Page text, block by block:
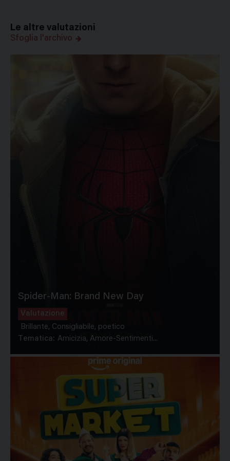
Le altre valutazioni
Sfoglia l'archivo
Spider-Man: Brand New Day
Valutazione
Brillante, Consigliabile, poetico
Tematica: Amicizia, Amore-Sentimenti...